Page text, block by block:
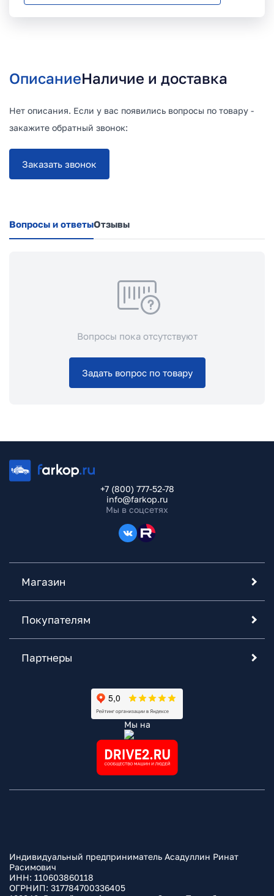
ОписаниеНаличие и доставка
Нет описания. Если у вас появились вопросы по товару -
закажите обратный звонок:
Заказать звонок
Вопросы и ответыОтзывы
Вопросы пока отсутствуют
Задать вопрос по товару
+7 (800) 777-52-78
info@farkop.ru
Мы в соцсетях
Магазин
Покупателям
Партнеры
Мы на
Индивидуальный предприниматель Асадуллин Ринат
Расимович
ИНН: 110603860118
ОГРНИП: 317784700336405